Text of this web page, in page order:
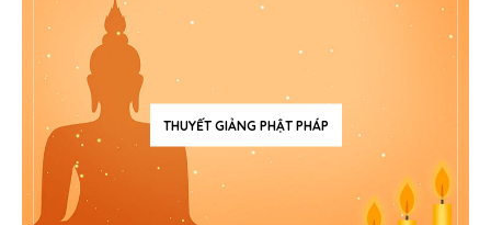
THUYẾT GIẢNG PHẬT PHÁP